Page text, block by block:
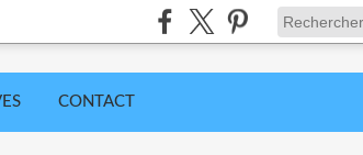
CONTACT